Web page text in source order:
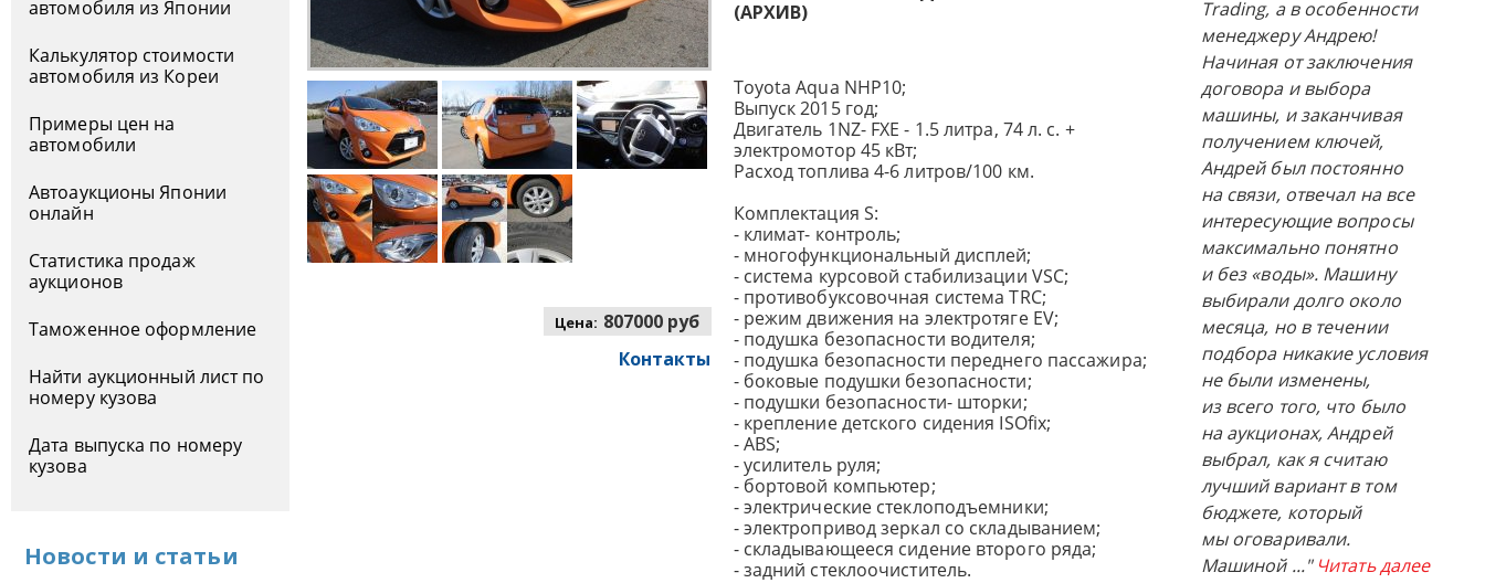
автомобиля из Японии
Калькулятор стоимости
автомобиля из Кореи
Примеры цен на
автомобили
Автоаукционы Японии
онлайн
Статистика продаж
аукционов
Таможенное оформление
Найти аукционный лист по
номеру кузова
Дата выпуска по номеру
кузова
Новости и статьи
Цена: 807000 руб
Контакты
(АРХИВ)
Toyota Aqua NHP10;
Выпуск 2015 год;
Двигатель 1NZ- FXE - 1.5 литра, 74 л. с. +
электромотор 45 кВт;
Расход топлива 4-6 литров/100 км.
Комплектация S:
- климат- контроль;
- многофункциональный дисплей;
- система курсовой стабилизации VSC;
- противобуксовочная система TRC;
- режим движения на электротяге EV;
- подушка безопасности водителя;
- подушка безопасности переднего пассажира;
- боковые подушки безопасности;
- подушки безопасности- шторки;
- крепление детского сидения ISOfix;
- ABS;
- усилитель руля;
- бортовой компьютер;
- электрические стеклоподъемники;
- электропривод зеркал со складыванием;
- складывающееся сидение второго ряда;
- задний стеклоочиститель.
Trading, а в особенности
менеджеру Андрею!
Начиная от заключения
договора и выбора
машины, и заканчивая
получением ключей,
Андрей был постоянно
на связи, отвечал на все
интересующие вопросы
максимально понятно
и без «воды». Машину
выбирали долго около
месяца, но в течении
подбора никакие условия
не были изменены,
из всего того, что было
на аукционах, Андрей
выбрал, как я считаю
лучший вариант в том
бюджете, который
мы оговаривали.
Машиной ..." Читать далее